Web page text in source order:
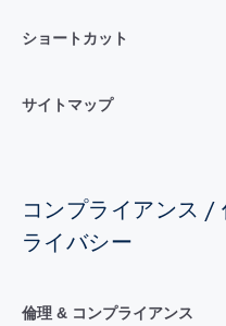
ショートカット
サイトマップ
コンプライアンス
ライバシー
倫理 & コンプライアンス